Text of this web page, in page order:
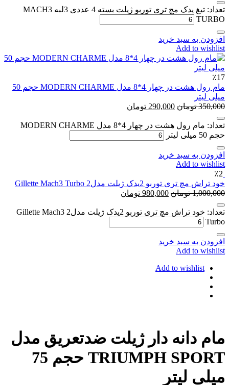
تعداد: تیغ یدک مچ تری توربو ژیلت بسته 4 عددی 3لبه MACH3
TURBO
افزودن به سبد خرید
Add to wishlist
٪17
مام رول هشت در چهار 4*8 مدل MODERN CHARME حجم 50
میلی لیتر
350,000 تومان 290,000 تومان
تعداد: مام رول هشت در چهار 4*8 مدل MODERN CHARME
حجم 50 میلی لیتر
افزودن به سبد خرید
Add to wishlist
٪2
خود تراش مچ تری توربو 2یدک ژیلت مدل2 Gillette Mach3 Turbo
1,000,000 تومان 980,000 تومان
تعداد: خود تراش مچ تری توربو 2یدک ژیلت مدل2 Gillette Mach3
Turbo
افزودن به سبد خرید
Add to wishlist
Add to wishlist
مام دانه دار ژیلت ضدتعریق مدل
TRIUMPH SPORT حجم 75
میلی لیتر